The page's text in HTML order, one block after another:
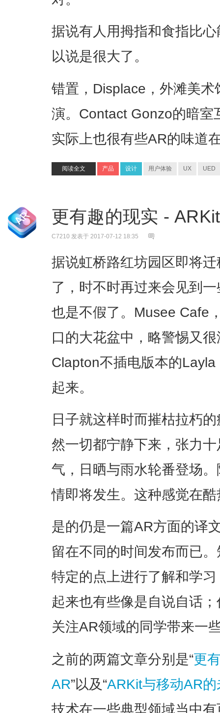
据说有人用拇指和食指比
以说是很大了。
错置，Displace，外滩美
演。Contact Gonzo的暗室
实际上也很有些AR的味道
阅读全文 产品 设计 用户体验 UX UED
更有趣的现实 -
C7210 发表于 2017-07-12 18:35
据说虹桥路红坊园区即将
了，时不时再过来会见到
也是不假了。Musee Cafe
口的大花盆中，略警惕又
Clapton不插电版本的
起来。
日子就这样时而摧枯拉朽
然一切都宁静下来，张力
气，日晒与雨水轮番登场
情即将发生。这种感觉在
是的仍是一篇AR方面的译
留在不同的时间发布而已
特定的点上进行了解和学
起来也有些像是自说自话
关注AR领域的同学带来一
之前的两篇文章分别是“更
AR”以及“ARKit与移动AR的
技术在一些典型领域当中